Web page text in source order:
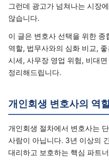
그런데 광고가 넘쳐나는 시장
않습니다.
이 글은 변호사 선택을 위한 종
역할, 법무사와의 심화 비교,
시세, 사무장 영업 위험, 비대
정리해드립니다.
개인회생 변호사의 역
개인회생 절차에서 변호사는
사람이 아닙니다. 3년 이상의
대리하고 보호하는 핵심 파트